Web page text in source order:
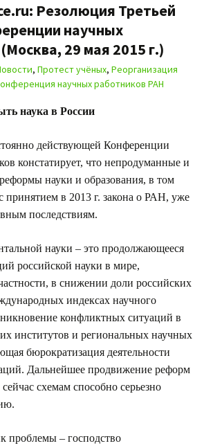
Резолюция Третьей
научных
29 мая 2015 г.)
, Протест учёных, Реорганизация
научных работников РАН
наука в России
действующей Конференции
констатирует, что непродуманные и
науки и образования, в том
принятием в 2013 г. закона о РАН, уже
последствиям.
науки – это продолжающееся
российской науки в мире,
в снижении доли российских
индексах научного
конфликтных ситуаций в
институтов и региональных научных
бюрократизация деятельности
Дальнейшее продвижение реформ
схемам способно серьезно
проблемы – господство